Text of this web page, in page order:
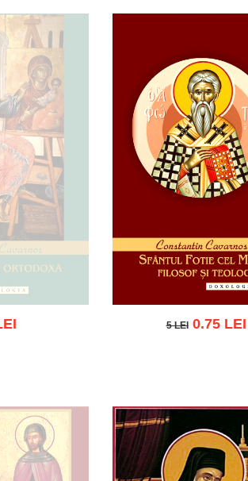
Adaugă în coș
5 LEI0.75 LEI